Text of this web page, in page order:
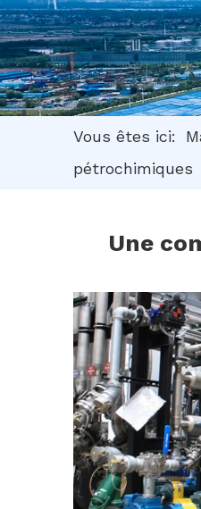
Vous êtes ici:
pétrochimiques
Une